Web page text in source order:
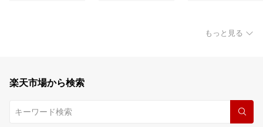
もっと見る
楽天市場から検索